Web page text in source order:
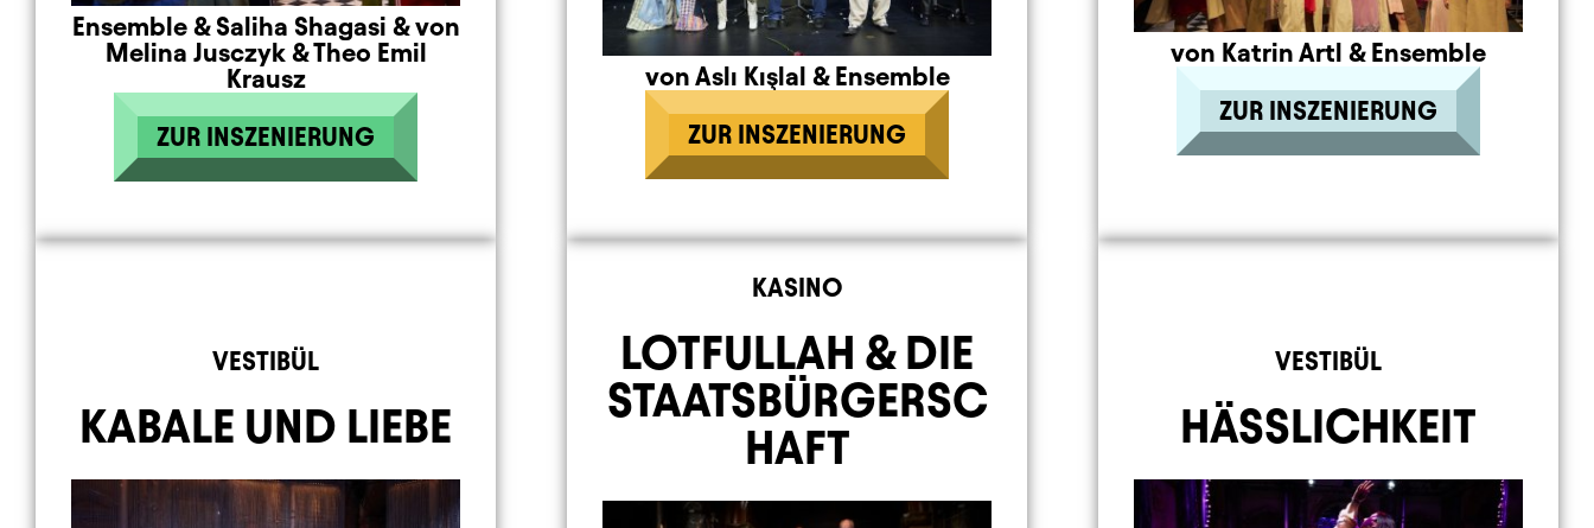
Ensemble &Saliha Shagasi &von
Melina Jusczyk &Theo Emil
Krausz
ZUR INSZENIERUNG
von Aslı Kışlal &Ensemble
ZUR INSZENIERUNG
von Katrin Artl &Ensemble
ZUR INSZENIERUNG
Element 7 von 9
KABALE UND LIEBE
VESTIBÜL
Element 8 von 9
LOTFULLAH & DIE
STAATSBÜRGERSC
HAFT
KASINO
Element 9 von 9
HÄSSLICHKEIT
VESTIBÜL